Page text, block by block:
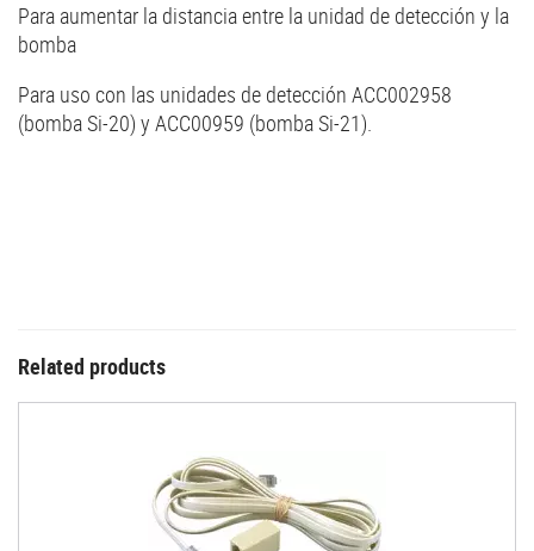
Para aumentar la distancia entre la unidad de detección y la
bomba
Para uso con las unidades de detección ACC002958
(bomba Si-20) y ACC00959 (bomba Si-21).
Related products